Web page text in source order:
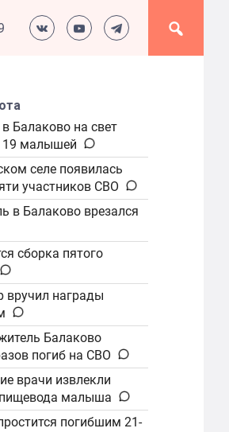
Балаково на свет
19 малышей
селе появилась
участников СВО
в Балаково врезался
сборка пятого
вручил награды
Балаково
погиб на СВО
врачи извлекли
малыша
погибшим 21-